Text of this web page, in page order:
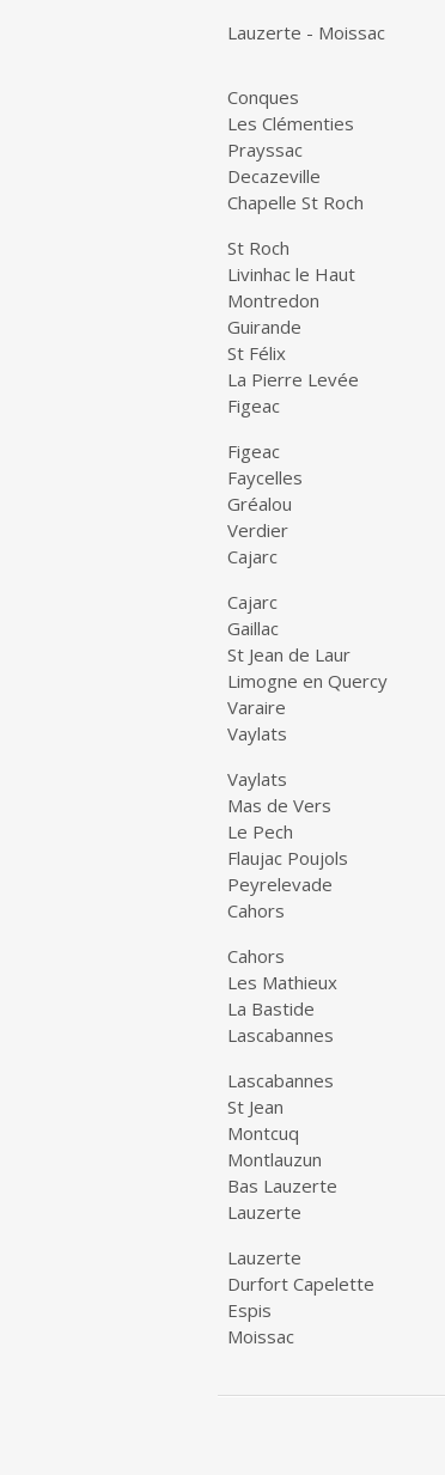
Lauzerte - Moissac
Conques
Les Clémenties
Prayssac
Decazeville
Chapelle St Roch
St Roch
Livinhac le Haut
Montredon
Guirande
St Félix
La Pierre Levée
Figeac
Figeac
Faycelles
Gréalou
Verdier
Cajarc
Cajarc
Gaillac
St Jean de Laur
Limogne en Quercy
Varaire
Vaylats
Vaylats
Mas de Vers
Le Pech
Flaujac Poujols
Peyrelevade
Cahors
Cahors
Les Mathieux
La Bastide
Lascabannes
Lascabannes
St Jean
Montcuq
Montlauzun
Bas Lauzerte
Lauzerte
Lauzerte
Durfort Capelette
Espis
Moissac